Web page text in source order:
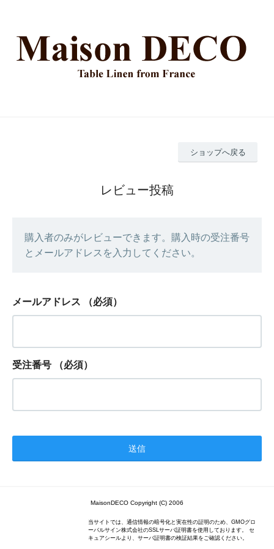
ショップへ戻る
レビュー投稿
購入者のみがレビューできます。購入時の受注番号
とメールアドレスを入力してください。
メールアドレス （必須）
受注番号 （必須）
MaisonDECO Copyright (C) 2006
当サイトでは、通信情報の暗号化と実在性の証明のため、GMOグロ
ーバルサイン株式会社のSSLサーバ証明書を使用しております。 セ
キュアシールより、サーバ証明書の検証結果をご確認ください。